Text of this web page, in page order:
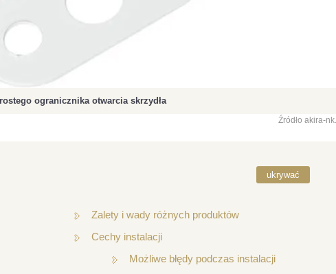
ogranicznika otwarcia skrzydła
Źródło akira-
ukrywać
Zalety i wady różnych produktów
Cechy instalacji
Możliwe błędy podczas instalacji